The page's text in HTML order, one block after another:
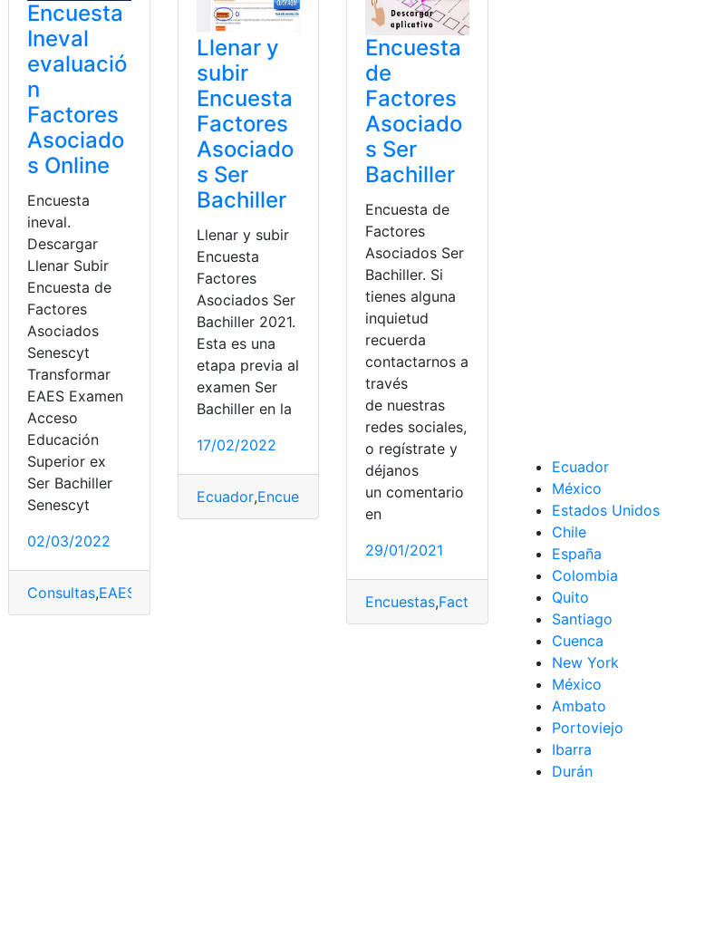
Vehículos
Factores asociados Ser Bachiller
Encuesta
Ineval
evaluació
n
Factores
Asociado
s Online
Encuesta
ineval.
Descargar
Llenar Subir
Encuesta de
Factores
Asociados
Senescyt
Transformar
EAES Examen
Acceso
Educación
Superior ex
Ser Bachiller
Senescyt
02/03/2022
Consultas,EAES Examen Examen de Acceso, Examen de grado
Llenar y
subir
Encuesta
Factores
Asociado
s Ser
Bachiller
Llenar y subir
Encuesta
Factores
Asociados Ser
Bachiller 2021.
Esta es una
etapa previa al
examen Ser
Bachiller en la
17/02/2022
Ecuador,Encuestas Factores asociados Ser Bachiller
Encuesta
de
Factores
Asociado
s Ser
Bachiller
Encuesta de
Factores
Asociados Ser
Bachiller. Si
tienes alguna
inquietud
recuerda
contactarnos a
través
de nuestras
redes sociales,
o regístrate y
déjanos
un comentario
en
29/01/2021
Encuestas,Factores asociados,Ser Bachiller
Ecuador
México
Estados Unidos
Chile
España
Colombia
Quito
Santiago
Cuenca
New York
México
Ambato
Portoviejo
Ibarra
Durán